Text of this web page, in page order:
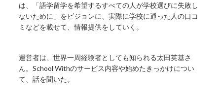
は、「語学留学を希望するすべての人が学校選びに失敗し
ないために」をビジョンに、実際に学校に通った人の口コ
ミなどを載せて、情報提供をしていく。
運営者は、世界一周経験者としても知られる太田英基さ
ん。School Withのサービス内容や始めたきっかけについ
て、話を聞いた。